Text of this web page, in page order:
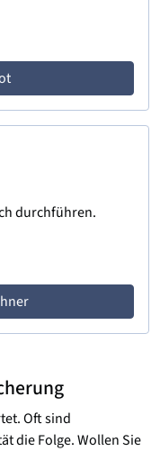
durchführen.
Oft sind
die Folge. Wollen Sie